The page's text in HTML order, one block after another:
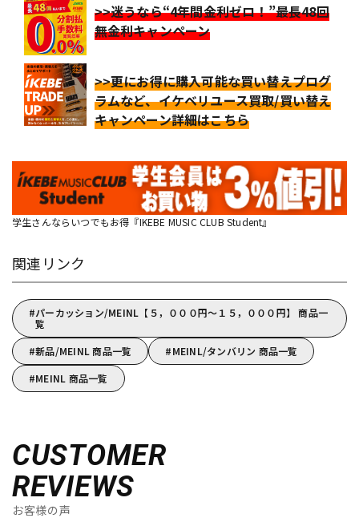
>>迷うなら“4年間金利ゼロ！”最長48回
無金利キャンペーン
>>更にお得に購入可能な買い替えプログ
ラムなど、イケベリユース買取/買い替え
キャンペーン詳細はこちら
学生さんならいつでもお得『IKEBE MUSIC CLUB Student』
関連リンク
パーカッション/MEINL【５，０００円～１５，０００円】 商品一
覧
新品/MEINL 商品一覧
MEINL/タンバリン 商品一覧
MEINL 商品一覧
CUSTOMER
REVIEWS
お客様の声